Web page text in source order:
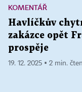
KOMENTÁŘ
Havlíčkův
zakázce opět
prospěje
19. 12. 2025 ▪ 2 min.